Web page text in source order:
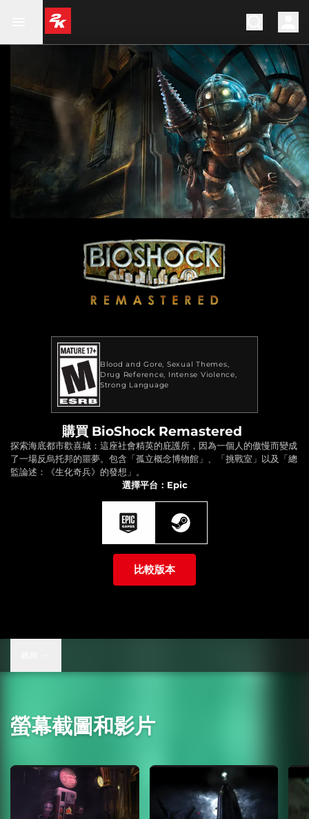
Blood and Gore Sexual Themes
Drug Reference Intense Violence
Strong Language
購買 BioShock Remastered
探索海底都市歡喜城：這座社會精英的庇護所，因為一個人的傲慢而變成
了一場反烏托邦的噩夢。包含「孤立概念博物館」、「挑戰室」以及「總
監論述：《生化奇兵》的發想」。
選擇平台：Epic
比較版本
螢幕截圖和影片